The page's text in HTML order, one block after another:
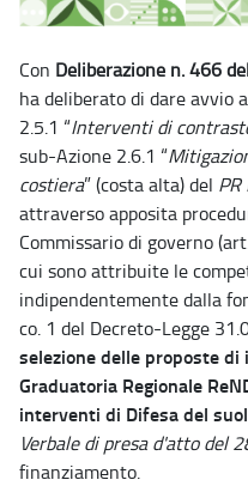
Con Deliberazione n. 466
ha deliberato di dare avvio
2.5.1 “Interventi di
sub-Azione 2.6.1 “
costiera” (costa alta) del
attraverso apposita
Commissario di governo
cui sono attribuite le
indipendentemente dalla
co. 1 del Decreto-Legge
selezione delle proposte
Graduatoria Regionale
interventi di Difesa del
Verbale di presa d'atto del
finanziamento.